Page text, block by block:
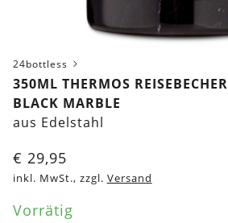
24bottless
350ML THERMOS REISEBECHER
BLACK MARBLE
aus Edelstahl
€ 29,95
inkl. MwSt., zzgl. Versand
Vorrätig